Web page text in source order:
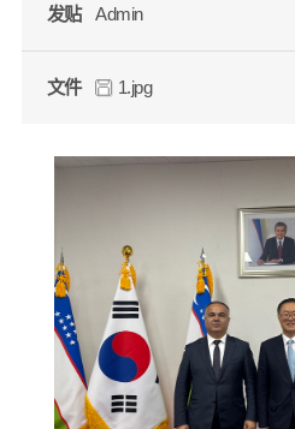
发贴 Admin
文件 1.jpg